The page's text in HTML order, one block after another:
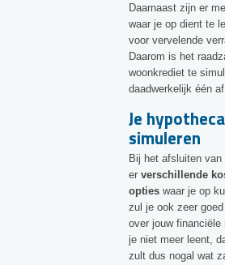
Daarnaast zijn er
waar je op dient te
voor vervelende
Daarom is het
woonkrediet te
daadwerkelijk één
Je
simuleren
Bij het afsluiten
er verschillende
optieswaar je op
zul je ook zeer
over jouw financiële
je niet meer leent,
zult dus nogal wat